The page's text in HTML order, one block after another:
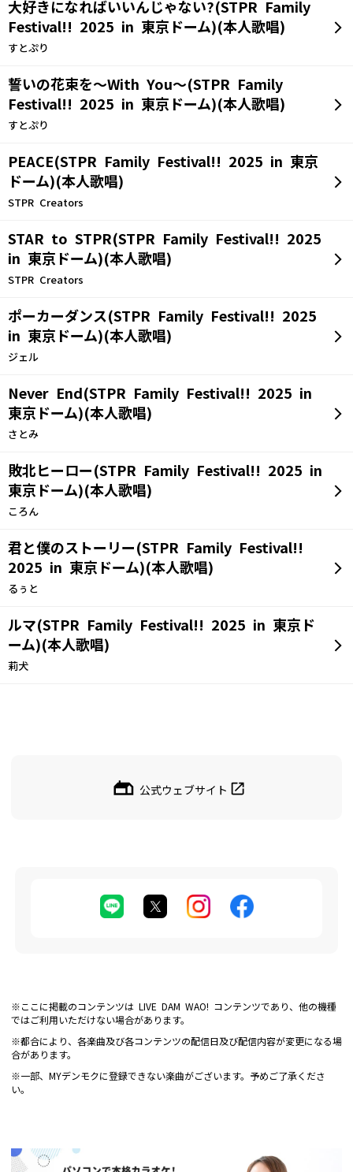
大好きになればいいんじゃない?(STPR Family
Festival!! 2025 in 東京ドーム)(本人歌唱)
すとぷり
誓いの花束を～With You～(STPR Family
Festival!! 2025 in 東京ドーム)(本人歌唱)
すとぷり
PEACE(STPR Family Festival!! 2025 in 東京
ドーム)(本人歌唱)
STPR Creators
STAR to STPR(STPR Family Festival!! 2025
in 東京ドーム)(本人歌唱)
STPR Creators
ポーカーダンス(STPR Family Festival!! 2025
in 東京ドーム)(本人歌唱)
ジェル
Never End(STPR Family Festival!! 2025 in
東京ドーム)(本人歌唱)
さとみ
敗北ヒーロー(STPR Family Festival!! 2025 in
東京ドーム)(本人歌唱)
ころん
君と僕のストーリー(STPR Family Festival!!
2025 in 東京ドーム)(本人歌唱)
るぅと
ルマ(STPR Family Festival!! 2025 in 東京ド
ーム)(本人歌唱)
莉犬
公式ウェブサイト
※ここに掲載のコンテンツは LIVE DAM WAO! コンテンツであり、他の機種
ではご利用いただけない場合があります。
※都合により、各楽曲及び各コンテンツの配信日及び配信内容が変更になる場
合があります。
※一部、MYデンモクに登録できない楽曲がございます。予めご了承くださ
い。